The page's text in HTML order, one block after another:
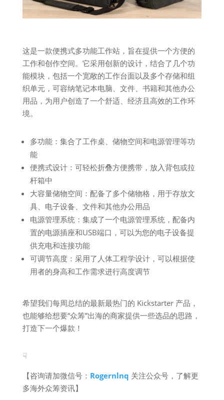
这是一款便携式多功能工作站，旨在提供一个方便的
工作和创作空间。它采用创新的设计，结合了几个功
能模块，包括一个宽敞的工作台面以及多个存储和组
织单元，可容纳笔记本电脑、文件、书籍和其他办公
用品，为用户创造了一个舒适、经济且高效的工作环
境。
多功能：集合了工作桌、储物空间和电源管理等功
能
便携式设计：可轻松折叠方便携带，放入背包或拉
杆箱中
大容量储物空间：配备了多个储物格，用于存放文
具、电子设备、文件和其他办公用品
电源管理系统：集成了一个电源管理系统，配备内
置的电源插座和USB端口，可以为您的电子设备提
供充电和连接功能
可调节高度：采用了人体工程学设计，可以根据使
用者的身高和工作需求进行高度调节
希望我们每周总结的最新最热门的 Kickstarter 产品，
也能够给想要“众筹”出海的商家提供一些选品的思路，
打造下一个爆款！
☟
【咨询请加微信号： Rogernlnq 关注公众号，了解更
多海外众筹资讯】